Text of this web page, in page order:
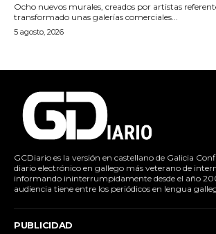
Ocho nuevos murales, creados por artistas
transformado unas galerías comerciales...
5 agosto, 2026
GCDiario es la versión en castellano de Galicia
diario electrónico en gallego más veterano de
informando ininterrumpidamente desde el año
audiencia tiene entre los periódicos en lengua
PUBLICIDAD